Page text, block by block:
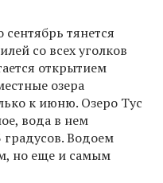
тянется
со всех уголков
открытием
озера
к июню. Озеро Тус
вода в нем
градусов. Водоем
но еще и самым